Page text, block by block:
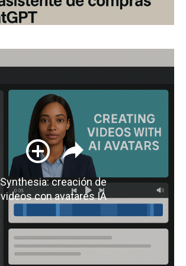
Synthesia: creación de
videos con avatares IA